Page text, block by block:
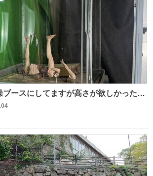
ブースにしてますが高さが欲しかったの
スを置くだけのツルセコ改造 扉が手前
しっかり上がるのでかなり使いやすく